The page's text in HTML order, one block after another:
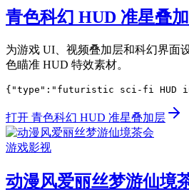
青色科幻 HUD 准星叠
为游戏 UI、视频叠加层和科幻界面
色瞄准 HUD 特效素材。
{"type":"futuristic sci-fi HUD
打开 青色科幻 HUD 准星叠加层
游戏影视
动漫风爱丽丝梦游仙境